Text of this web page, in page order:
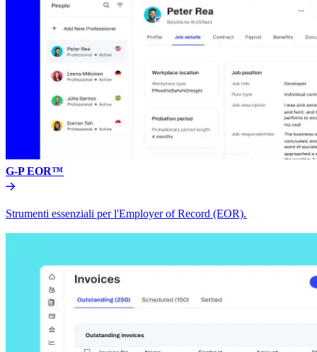
G-P EOR™​​
Strumenti essenziali per l'Employer of Record (EOR).​​